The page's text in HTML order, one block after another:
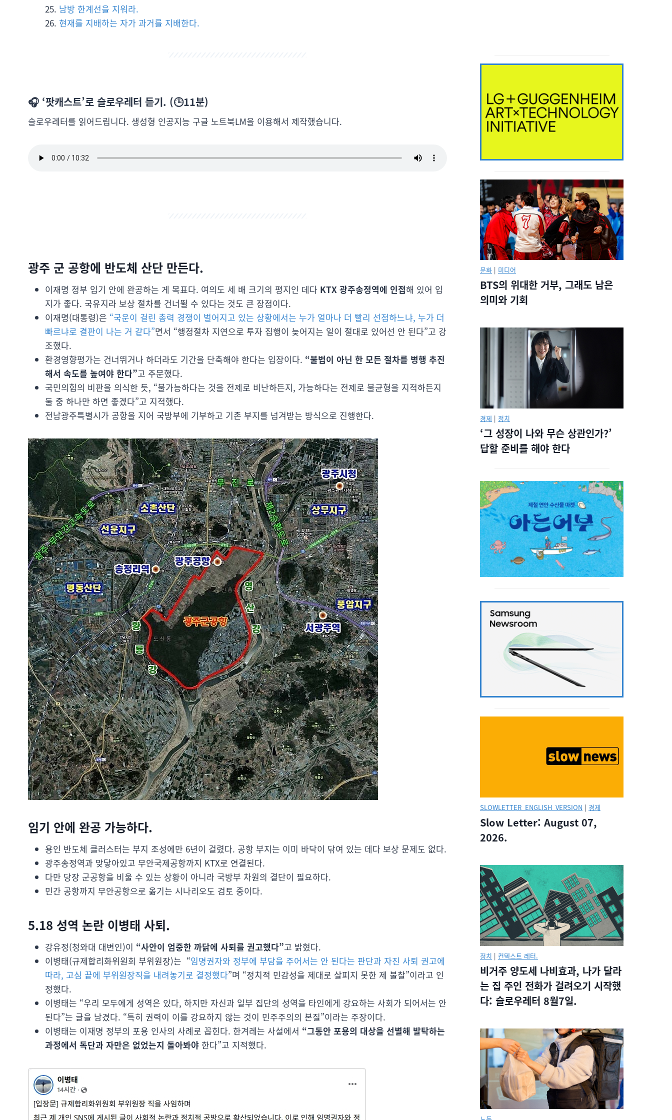
남방 한계선을 지워라.
현재를 지배하는 자가 과거를 지배한다.
🎧 ‘팟캐스트’로 슬로우레터 듣기. (🕒11분)
슬로우레터를 읽어드립니다. 생성형 인공지능 구글 노트북LM을 이용해서 제작했습니다.
광주 군 공항에 반도체 산단 만든다.
이재명 정부 임기 안에 완공하는 게 목표다. 여의도 세 배 크기의 평지인 데다 KTX 광주송정역에 인접해 있어 입
지가 좋다. 국유지라 보상 절차를 건너뛸 수 있다는 것도 큰 장점이다.
이재명(대통령)은 “국운이 걸린 총력 경쟁이 벌어지고 있는 상황에서는 누가 얼마나 더 빨리 선점하느냐, 누가 더
빠르냐로 결판이 나는 거 같다”면서 “행정절차 지연으로 투자 집행이 늦어지는 일이 절대로 있어선 안 된다”고 강
조했다.
환경영향평가는 건너뛰거나 하더라도 기간을 단축해야 한다는 입장이다. “불법이 아닌 한 모든 절차를 병행 추진
해서 속도를 높여야 한다”고 주문했다.
국민의힘의 비판을 의식한 듯, “불가능하다는 것을 전제로 비난하든지, 가능하다는 전제로 불균형을 지적하든지
둘 중 하나만 하면 좋겠다”고 지적했다.
전남광주특별시가 공항을 지어 국방부에 기부하고 기존 부지를 넘겨받는 방식으로 진행한다.
임기 안에 완공 가능하다.
용인 반도체 클러스터는 부지 조성에만 6년이 걸렸다. 공항 부지는 이미 바닥이 닦여 있는 데다 보상 문제도 없다.
광주송정역과 맞닿아있고 무안국제공항까지 KTX로 연결된다.
다만 당장 군공항을 비울 수 있는 상황이 아니라 국방부 차원의 결단이 필요하다.
민간 공항까지 무안공항으로 옮기는 시나리오도 검토 중이다.
5.18 성역 논란 이병태 사퇴.
강유정(청와대 대변인)이 “사안이 엄중한 까닭에 사퇴를 권고했다”고 밝혔다.
이병태(규제합리화위원회 부위원장)는 “임명권자와 정부에 부담을 주어서는 안 된다는 판단과 자진 사퇴 권고에
따라, 고심 끝에 부위원장직을 내려놓기로 결정했다”며 “정치적 민감성을 제대로 살피지 못한 제 불찰”이라고 인
정했다.
이병태는 “우리 모두에게 성역은 있다, 하지만 자신과 일부 집단의 성역을 타인에게 강요하는 사회가 되어서는 안
된다”는 글을 남겼다. “특히 권력이 이를 강요하지 않는 것이 민주주의의 본질”이라는 주장이다.
이병태는 이재명 정부의 포용 인사의 사례로 꼽힌다. 한겨레는 사설에서 “그동안 포용의 대상을 선별해 발탁하는
과정에서 독단과 자만은 없었는지 돌아봐야 한다”고 지적했다.
문화 | 미디어
BTS의 위대한 거부, 그래도 남은
의미와 기회
경제 | 정치
‘그 성장이 나와 무슨 상관인가?’
답할 준비를 해야 한다
SLOWLETTER_ENGLISH_VERSION | 경제
Slow Letter: August 07,
2026.
정치 | 컨텍스트 레터.
비거주 양도세 나비효과, 나가 달라
는 집 주인 전화가 걸려오기 시작했
다: 슬로우레터 8월7일.